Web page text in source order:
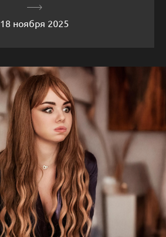
18 ноября 2025